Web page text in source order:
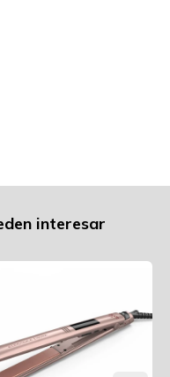
interesar